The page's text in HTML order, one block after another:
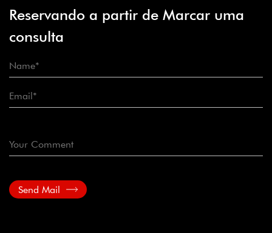
Reservando a partir de Marcar uma
consulta
Send Mail